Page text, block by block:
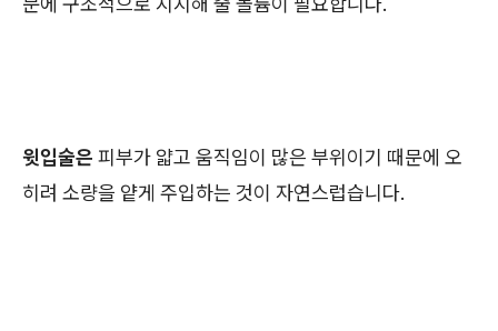
윗입술은 피부가 얇고 움직임이 많은 부위이기 때문에 오
히려 소량을 얕게 주입하는 것이 자연스럽습니다.